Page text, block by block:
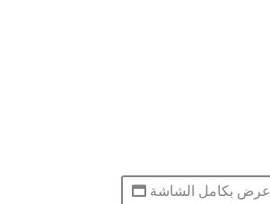
عرض بكامل الشاشة